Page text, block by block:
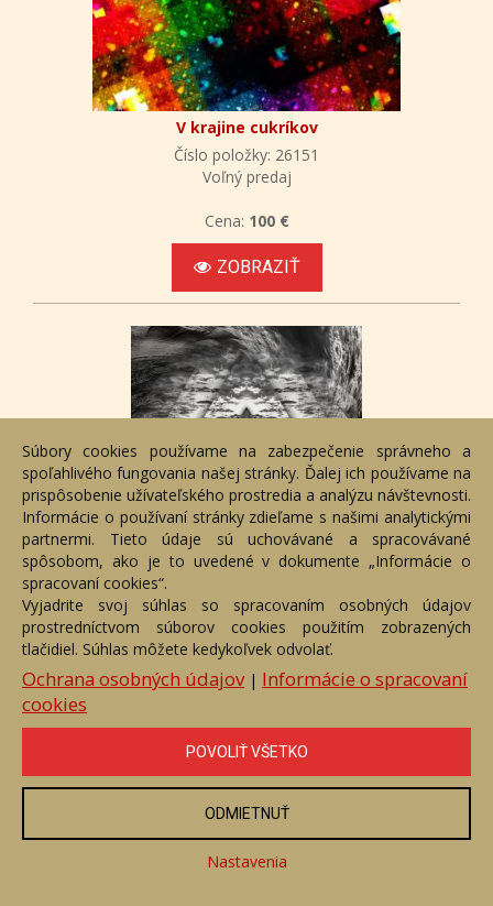
V krajine cukríkov
Číslo položky: 26151
Voľný predaj
Cena: 100 €
ZOBRAZIŤ
Uvidíme sa tam
Číslo položky: 109738
Voľný predaj
Cena:
Súbory cookies používame na zabezpečenie správneho a
spoľahlivého fungovania našej stránky. Ďalej ich používame na
prispôsobenie užívateľského prostredia a analýzu návštevnosti.
Informácie o používaní stránky zdieľame s našimi analytickými
partnermi. Tieto údaje sú uchovávané a spracovávané
spôsobom, ako je to uvedené v dokumente „Informácie o
spracovaní cookies“.
Vyjadrite svoj súhlas so spracovaním osobných údajov
prostredníctvom súborov cookies použitím zobrazených
tlačidiel. Súhlas môžete kedykoľvek odvolať.
Ochrana osobných údajov| Informácie o spracovaní
cookies
POVOLIŤ VŠETKO
ODMIETNUŤ
Nastavenia